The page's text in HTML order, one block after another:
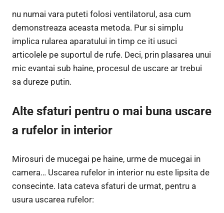
nu numai vara puteti folosi ventilatorul, asa cum
demonstreaza aceasta metoda. Pur si simplu
implica rularea aparatului in timp ce iti usuci
articolele pe suportul de rufe. Deci, prin plasarea unui
mic evantai sub haine, procesul de uscare ar trebui
sa dureze putin.
Alte sfaturi pentru o mai buna uscare
a rufelor in interior
Mirosuri de mucegai pe haine, urme de mucegai in
camera… Uscarea rufelor in interior nu este lipsita de
consecinte. Iata cateva sfaturi de urmat, pentru a
usura uscarea rufelor: